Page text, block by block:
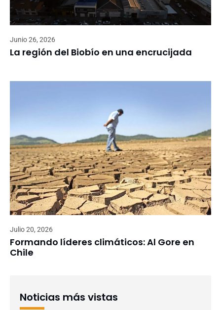
Junio 26, 2026
La región del Biobío en una encrucijada
Julio 20, 2026
Formando líderes climáticos: Al Gore en
Chile
Noticias más vistas